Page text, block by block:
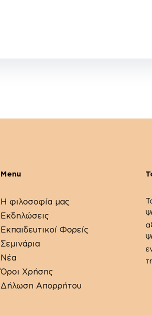
Menu
Η φιλοσοφία μας
Εκδηλώσεις
Εκπαιδευτικοί Φορείς
Σεμινάρια
Νέα
Όροι Χρήσης
Δήλωση Απορρήτου